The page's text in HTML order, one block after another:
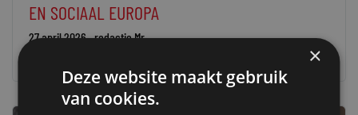
EN SOCIAAL EUROPA
27 april 2026 redactie Mr.
×
Deze website maakt gebruik
van cookies.